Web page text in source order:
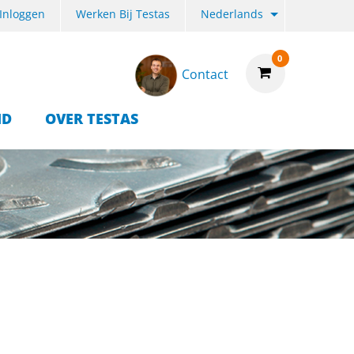
Inloggen Werken Bij Testas Nederlands
0
Contact
OVER TESTAS